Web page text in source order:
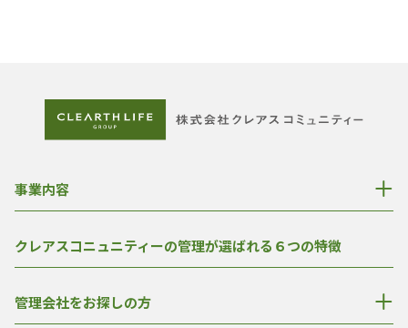
事業内容
クレアスコニュニティーの管理が選ばれる６つの特徴
管理会社をお探しの方